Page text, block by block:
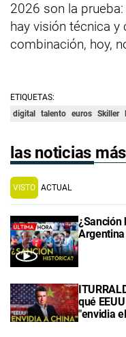
2026 son la
hay visión técnica y
combinación, hoy,
ETIQUETAS:
digital
talento euros Skiller
las noticias
VISTO ACTUAL
¿Sanción
qué
"envidia